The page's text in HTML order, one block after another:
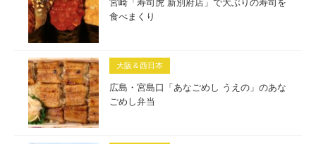
宮崎「寿司虎 新別府店」で大ぶりの寿司を
食べまくり
大阪＆西日本
広島・宮島口「あなごめし うえの」のあな
ごめし弁当